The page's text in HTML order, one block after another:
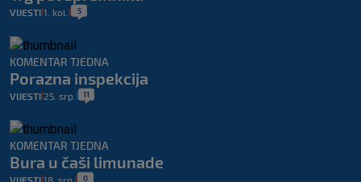
VIJESTI 1. kol. 5
KOMENTAR TJEDNA
Porazna inspekcija
VIJESTI 25. srp. 11
KOMENTAR TJEDNA
Bura u čaši limunade
0